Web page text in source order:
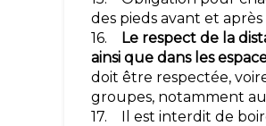
des pieds avant et
16.
Le respect de la
ainsi que dans les
doit être respectée,
groupes, notamment
17. Il est interdit de